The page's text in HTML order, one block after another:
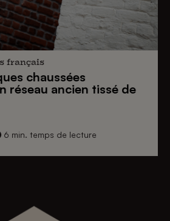
français
chaussées
réseau ancien tissé de
6 min. temps de lecture